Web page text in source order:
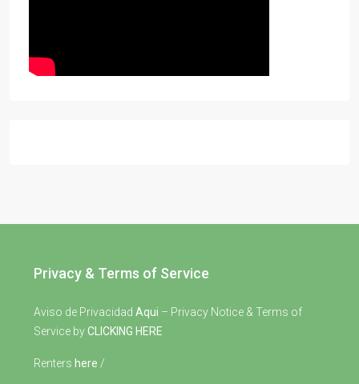
Privacy & Terms of Service
Aviso de Privacidad Aqui – Privacy Notice & Terms of
Service byCLICKING HERE
Renters here /